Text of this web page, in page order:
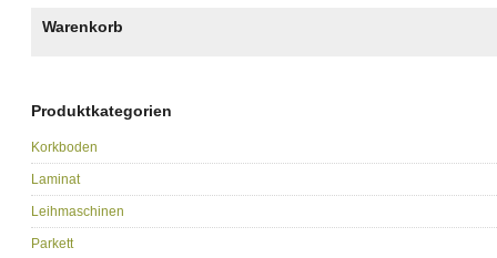
Warenkorb
Produktkategorien
Korkboden
Laminat
Leihmaschinen
Parkett